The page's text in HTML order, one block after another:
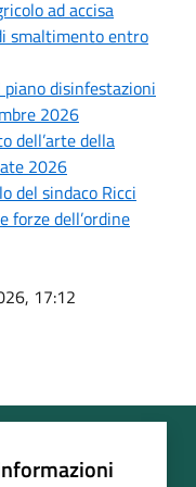
ad accisa
smaltimento entro
disinfestazioni
2026
dell’arte della
2026
del sindaco Ricci
forze dell’ordine
17:12